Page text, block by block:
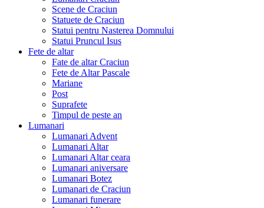
Scene de Craciun
Statuete de Craciun
Statui pentru Nasterea Domnului
Statui Pruncul Isus
Fete de altar
Fate de altar Craciun
Fete de Altar Pascale
Mariane
Post
Suprafete
Timpul de peste an
Lumanari
Lumanari Advent
Lumanari Altar
Lumanari Altar ceara
Lumanari aniversare
Lumanari Botez
Lumanari de Craciun
Lumanari funerare